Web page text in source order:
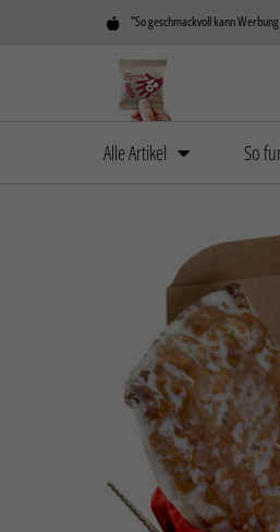
"So geschmackvoll kann
Alle Artikel So